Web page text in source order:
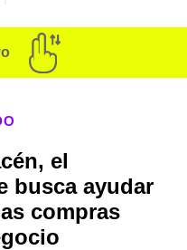
el
busca ayudar
compras